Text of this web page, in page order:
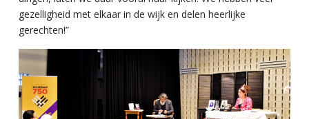
gezelligheid met elkaar in de wijk en delen heerlijke
gerechten!”